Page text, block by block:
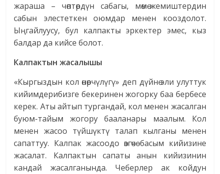
жараша – чөптөрдүн сабагы, мөмө-жемиштердин
сабын элестеткен оюмдар менен кооздолот.
Ыңгайлуусу, бул калпакты эркектер эмес, кыз
балдар да кийсе болот.
Калпактын жасалышы
«Кыргыздын кол өнөрчүлүгү» деп дүйнө эли улуттук
кийимдерибизге бекеринен жогорку баа бербесе
керек. Аты айтып тургандай, кол менен жасалган
буюм-тайым жогору бааланары маалым. Кол
менен жасоо түйшүктү талап кылганы менен
сапаттуу. Калпак жасоодо өзгөчө басым кийизине
жасалат. Калпактын сапаты анын кийизинин
кандай жасалганында. Чеберлер ак койдун